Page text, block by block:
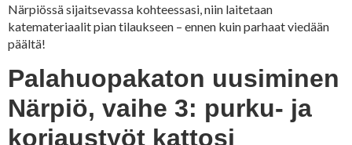
Närpiössä sijaitsevassa kohteessasi, niin laitetaan
katemateriaalit pian tilaukseen – ennen kuin parhaat viedään
päältä!
Palahuopakaton uusiminen
Närpiö, vaihe 3: purku- ja
korjaustyöt kattosi